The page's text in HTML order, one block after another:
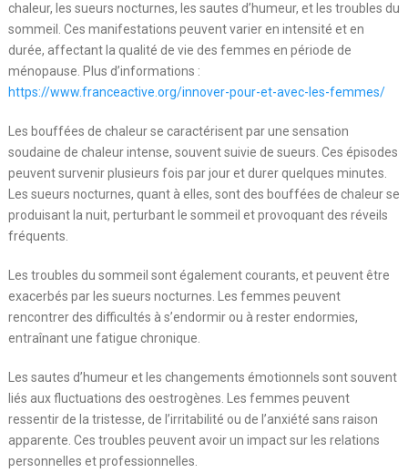
chaleur, les sueurs nocturnes, les sautes d’humeur, et les troubles du
sommeil. Ces manifestations peuvent varier en intensité et en
durée, affectant la qualité de vie des femmes en période de
ménopause. Plus d’informations :
https://www.franceactive.org/innover-pour-et-avec-les-femmes/
Les bouffées de chaleur se caractérisent par une sensation
soudaine de chaleur intense, souvent suivie de sueurs. Ces épisodes
peuvent survenir plusieurs fois par jour et durer quelques minutes.
Les sueurs nocturnes, quant à elles, sont des bouffées de chaleur se
produisant la nuit, perturbant le sommeil et provoquant des réveils
fréquents.
Les troubles du sommeil sont également courants, et peuvent être
exacerbés par les sueurs nocturnes. Les femmes peuvent
rencontrer des difficultés à s’endormir ou à rester endormies,
entraînant une fatigue chronique.
Les sautes d’humeur et les changements émotionnels sont souvent
liés aux fluctuations des oestrogènes. Les femmes peuvent
ressentir de la tristesse, de l’irritabilité ou de l’anxiété sans raison
apparente. Ces troubles peuvent avoir un impact sur les relations
personnelles et professionnelles.